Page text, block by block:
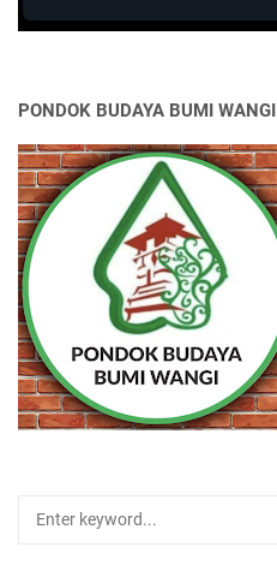
PONDOK BUDAYA BUMI WANGI